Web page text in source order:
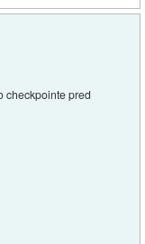
checkpointe pred